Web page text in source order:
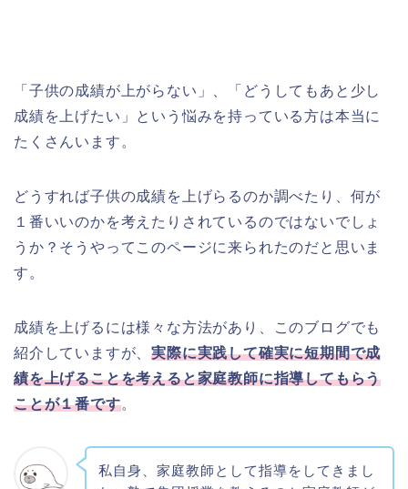
「子供の成績が上がらない」、「どうしてもあと少し
成績を上げたい」という悩みを持っている方は本当に
たくさんいます。
どうすれば子供の成績を上げらるのか調べたり、何が
１番いいのかを考えたりされているのではないでしょ
うか？そうやってこのページに来られたのだと思いま
す。
成績を上げるには様々な方法があり、このブログでも
紹介していますが、実際に実践して確実に短期間で成
績を上げることを考えると家庭教師に指導してもらう
ことが１番です。
私自身、家庭教師として指導をしてきまし